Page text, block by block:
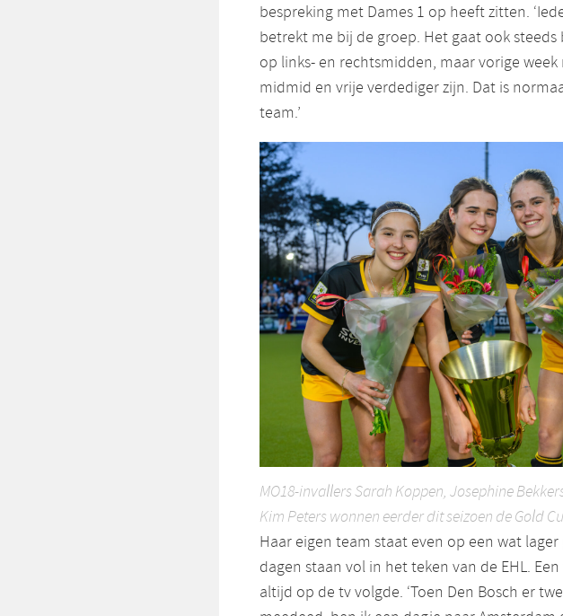
bespreking met Dames 1 op heeft zitten.
betrekt me bij de groep. Het gaat ook steeds
op links- en rechtsmidden, maar vorige
midmid en vrije verdediger zijn. Dat is
team.’
MO18-invallers Sarah Koppen, Josephine
Kim Peters wonnen eerder dit seizoen de Gold
Haar eigen team staat even op een wat
dagen staan vol in het teken van de EHL.
altijd op de tv volgde. ‘Toen Den Bosch er